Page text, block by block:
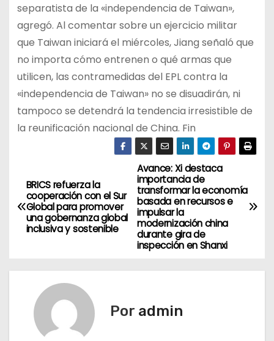
separatista de la «independencia de Taiwan»,
agregó. Al comentar sobre un ejercicio militar
que Taiwan iniciará el miércoles, Jiang señaló que
no importa cómo entrenen o qué armas que
utilicen, las contramedidas del EPL contra la
«independencia de Taiwan» no se disuadirán, ni
tampoco se detendrá la tendencia irresistible de
la reunificación nacional de China. Fin
N
a
v
g
Avance: Xi destaca
importancia de
transformar la economía
basada en recursos e
impulsar la
modernización china
durante gira de
inspección en Shanxi
BRICS refuerza la
cooperación con el Sur
Global para promover
una gobernanza global
inclusiva y sostenible
Por admin